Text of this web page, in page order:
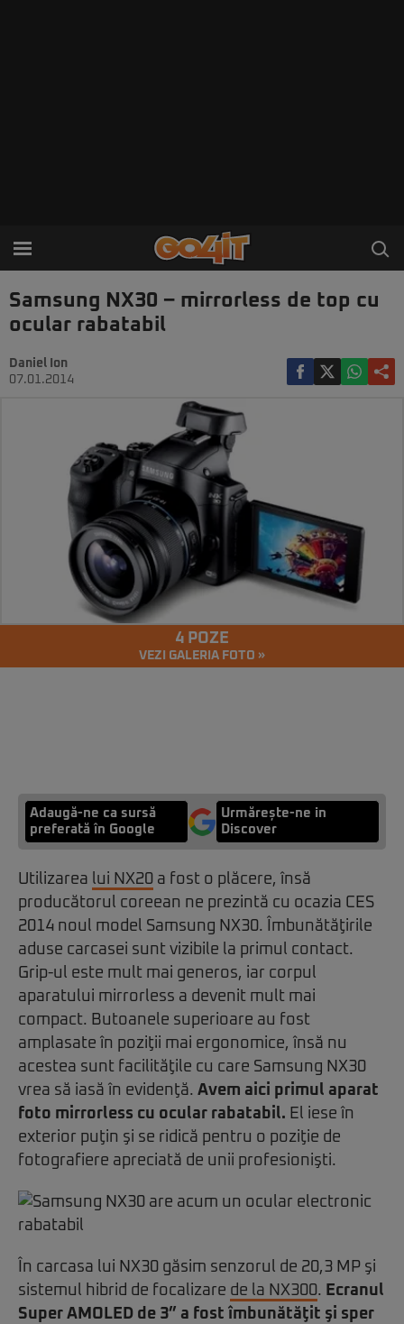
Samsung NX30 – mirrorless de top cu
ocular rabatabil
Daniel Ion
07.01.2014
4 POZE
VEZI GALERIA FOTO »
Adaugă-ne ca sursă
preferată în Google
Urmărește-ne in
Discover
Utilizarea lui NX20 a fost o plăcere, însă
producătorul coreean ne prezintă cu ocazia CES
2014 noul model Samsung NX30. Îmbunătăţirile
aduse carcasei sunt vizibile la primul contact.
Grip-ul este mult mai generos, iar corpul
aparatului mirrorless a devenit mult mai
compact. Butoanele superioare au fost
amplasate în poziţii mai ergonomice, însă nu
acestea sunt facilităţile cu care Samsung NX30
vrea să iasă în evidenţă. Avem aici primul aparat
foto mirrorless cu ocular rabatabil. El iese în
exterior puţin şi se ridică pentru o poziţie de
fotografiere apreciată de unii profesionişti.
În carcasa lui NX30 găsim senzorul de 20,3 MP şi
sistemul hibrid de focalizare de la NX300. Ecranul
Super AMOLED de 3” a fost îmbunătăţit şi sper